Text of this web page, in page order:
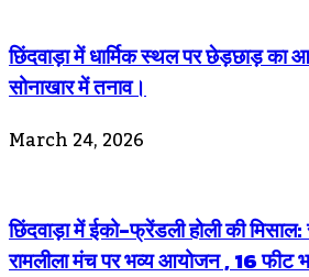
छिंदवाड़ा में धार्मिक स्थल पर छेड़छाड़ का
सोनाखार में तनाव।
March 24, 2026
छिंदवाड़ा में ईको-फ्रेंडली होली की मिसाल:
रामलीला मंच पर भव्य आयोजन , 16 फीट